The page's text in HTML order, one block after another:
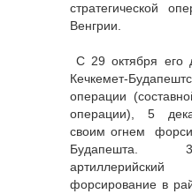
стратегической
Венгрии.
С 29 октября его
Кечкемет-
операции
операции), 5
своим огнем
Будапешта.
форсирование в